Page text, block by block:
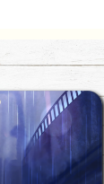
ドロイド ケ
イラストレー
：ヤモリ